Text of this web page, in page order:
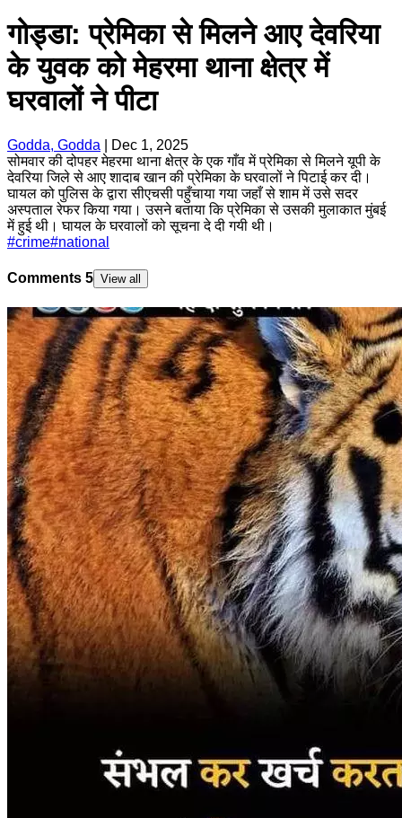
गोड्डा: प्रेमिका से मिलने आए देवरिया
के युवक को मेहरमा थाना क्षेत्र में
घरवालों ने पीटा
Godda, Godda
Dec 1, 2025
सोमवार की दोपहर मेहरमा थाना क्षेत्र के एक गाँव में प्रेमिका से मिलने यूपी के
देवरिया जिले से आए शादाब खान की प्रेमिका के घरवालों ने पिटाई कर दी।
घायल को पुलिस के द्वारा सीएचसी पहुँचाया गया जहाँ से शाम में उसे सदर
अस्पताल रेफर किया गया। उसने बताया कि प्रेमिका से उसकी मुलाकात मुंबई
में हुई थी। घायल के घरवालों को सूचना दे दी गयी थी।
#crime#national
Comments 5 View all